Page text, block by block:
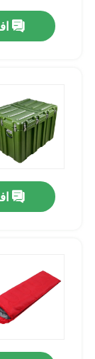
الزي
درع عسكري
قمصان
معطف
سترة عسكرية
أحذية جلدية